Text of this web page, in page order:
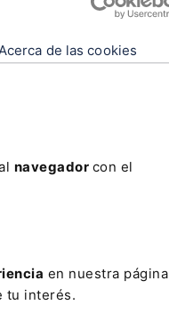
de las cookies
navegador con el
en nuestra página
tu interés.